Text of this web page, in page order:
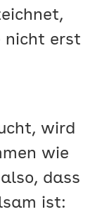
nicht erst
wird
wie
dass
ist: